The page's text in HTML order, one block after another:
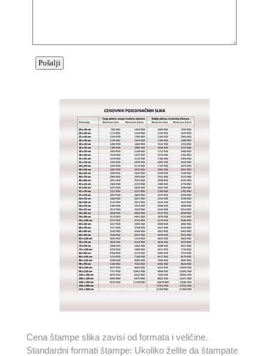
Cena štampe slika zavisi od formata i veličine.
Standardni formati štampe: Ukoliko želite da štampate